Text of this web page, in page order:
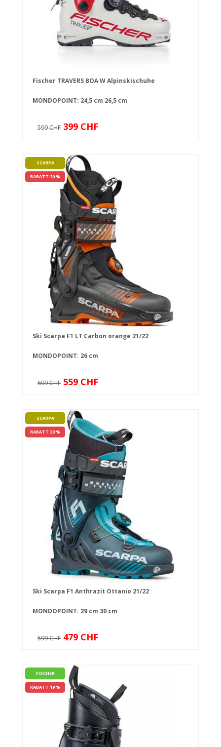
Fischer TRAVERS BOA W Alpinskischuhe
MONDOPOINT: 24,5 cm 26,5 cm
599 CHF 399 CHF
SCARPA
RABATT 20 %
Ski Scarpa F1 LT Carbon orange 21/22
MONDOPOINT: 26 cm
699 CHF 559 CHF
SCARPA
RABATT 20 %
Ski Scarpa F1 Anthrazit Ottanio 21/22
MONDOPOINT: 29 cm 30 cm
599 CHF 479 CHF
FISCHER
RABATT 19 %